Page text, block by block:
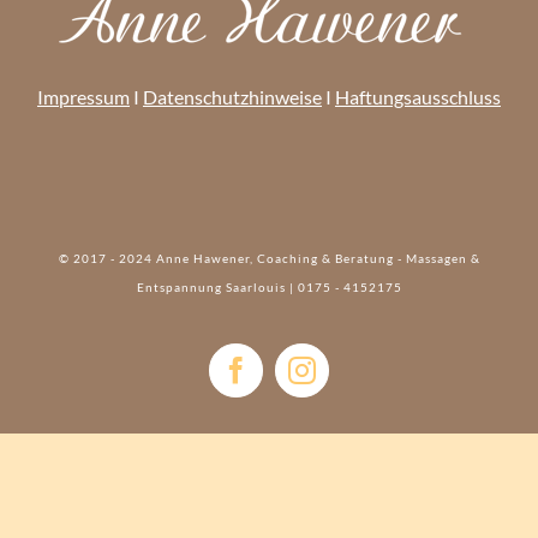
Impressum I Datenschutzhinweise I Haftungsausschluss
© 2017 - 2024 Anne Hawener, Coaching & Beratung - Massagen &
Entspannung Saarlouis | 0175 - 4152175‬
FacebookInstagram